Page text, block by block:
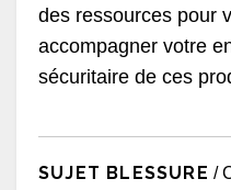
des ressources pour
accompagner votre
sécuritaire de ces
SUJET BLESSURE /